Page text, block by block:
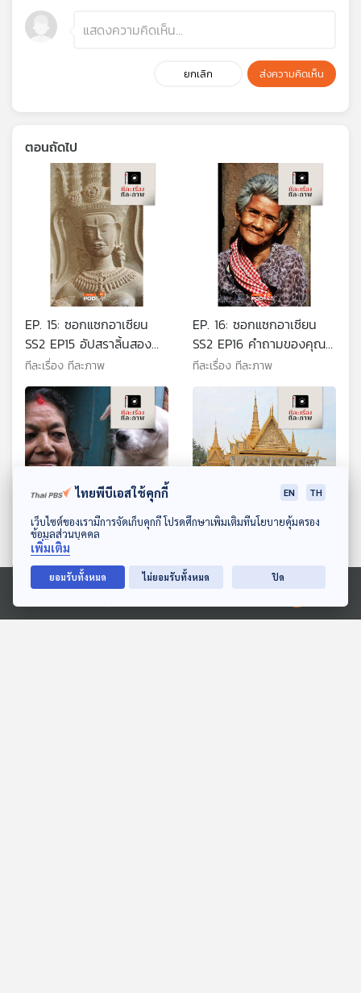
ดาวน์โหลด Thai PBS Podcast Application
Ⓒ 2020 องค์การกระจายเสียงและแพร่ภาพสาธารณะแห่งประเทศไทย
ยกเลิก ส่งความคิดเห็น
ตอนถัดไป
EP. 15: ซอกแซกอาเซียน
SS2 EP15 อัปสราลิ้นสอง
แฉก
ทีละเรื่อง ทีละภาพ
EP. 16: ซอกแซกอาเซียน
SS2 EP16 คำถามของคุณ
ยาย
ทีละเรื่อง ทีละภาพ
EP. 152: แผ่นดินเทพเจ้า
สมานฉันท์ฮินดู พุทธ
ทีละเรื่อง ทีละภาพ
SS2 EP17 พระราชวังแห่ง
ความหลัง
ทีละเรื่อง ทีละภาพ
ไทยพีบีเอสใช้คุกกี้ EN TH
เว็บไซต์ของเรามีการจัดเก็บคุกกี้ โปรดศึกษาเพิ่มเติมที่นโยบายคุ้มครอง
ข้อมูลส่วนบุคคล
เพิ่มเติม
ยอมรับทั้งหมด ไม่ยอมรับทั้งหมด ปิด